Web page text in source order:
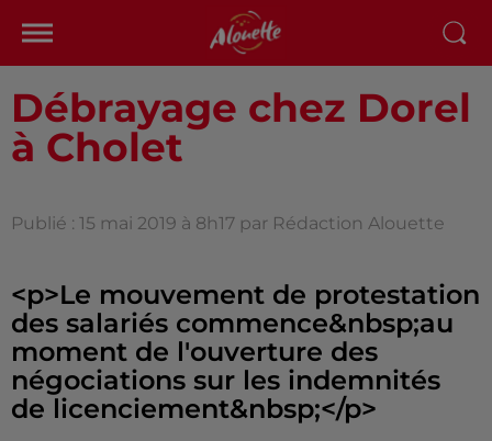
Débrayage chez Dorel
à Cholet
Publié : 15 mai 2019 à 8h17 par Rédaction Alouette
<p>Le mouvement de protestation
des salariés commence&nbsp;au
moment de l'ouverture des
négociations sur les indemnités